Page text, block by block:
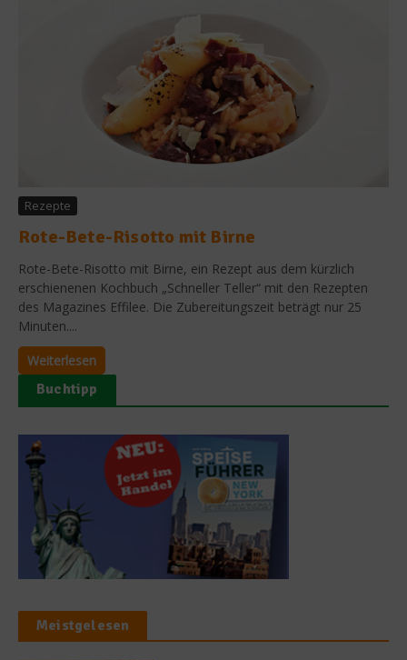
Rezepte
Rote-Bete-Risotto mit Birne
Rote-Bete-Risotto mit Birne, ein Rezept aus dem kürzlich
erschienenen Kochbuch „Schneller Teller“ mit den Rezepten
des Magazines Effilee. Die Zubereitungszeit beträgt nur 25
Minuten....
Weiterlesen
Buchtipp
Meistgelesen